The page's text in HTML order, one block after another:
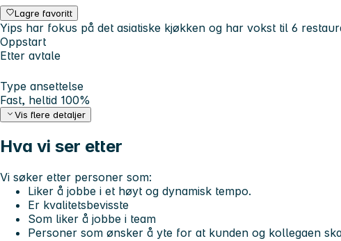
Lagre favoritt
Yips har fokus på det asiatiske kjøkken og har vokst til 6
Oppstart
Etter avtale
Type ansettelse
Fast, heltid 100%
Vis flere detaljer
Hva vi ser etter
Vi søker etter personer som:
Liker å jobbe i et høyt og dynamisk tempo.
Er kvalitetsbevisste
Som liker å jobbe i team
Personer som ønsker å yte for at kunden og kollegaen